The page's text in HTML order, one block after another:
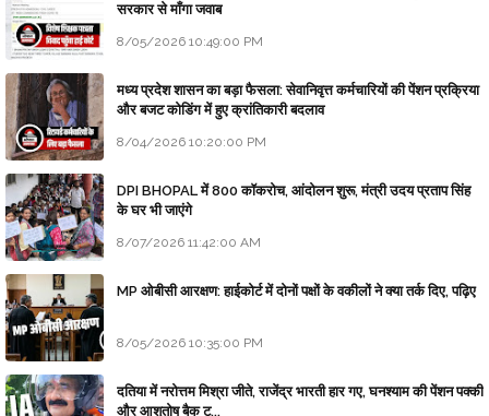
सरकार से माँगा जवाब
8/05/2026 10:49:00 PM
मध्य प्रदेश शासन का बड़ा फैसला: सेवानिवृत्त कर्मचारियों की पेंशन प्रक्रिया
और बजट कोडिंग में हुए क्रांतिकारी बदलाव
8/04/2026 10:20:00 PM
DPI BHOPAL में 800 कॉकरोच, आंदोलन शुरू, मंत्री उदय प्रताप सिंह
के घर भी जाएंगे
8/07/2026 11:42:00 AM
MP ओबीसी आरक्षण: हाईकोर्ट में दोनों पक्षों के वकीलों ने क्या तर्क दिए, पढ़िए
8/05/2026 10:35:00 PM
दतिया में नरोत्तम मिश्रा जीते, राजेंद्र भारती हार गए, घनश्याम की पेंशन पक्की
और आशुतोष बैक टू...